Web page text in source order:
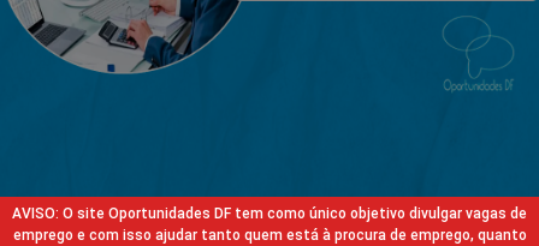
AVISO: O site Oportunidades DF tem como único objetivo divulgar vagas de
emprego e com isso ajudar tanto quem está à procura de emprego, quanto